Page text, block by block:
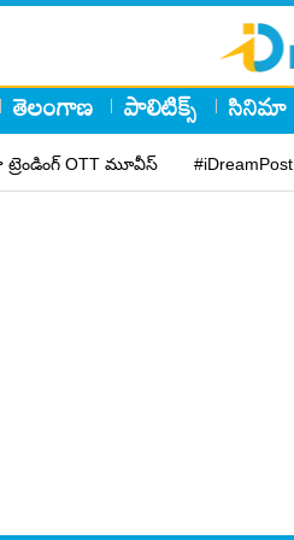
తెలంగాణ పాలిటిక్స్ సినిమా
ట్రెండింగ్ OTT మూవీస్ #iDreamPost